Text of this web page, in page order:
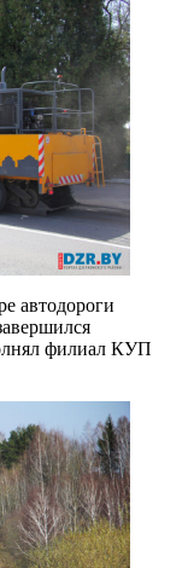
автодороги
филиал КУП